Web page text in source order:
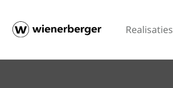
Realisaties